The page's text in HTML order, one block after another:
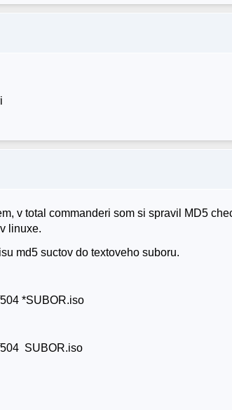
v total commanderi som si spravil MD5
linuxe.
md5 suctov do textoveho suboru.
*SUBOR.iso
SUBOR.iso